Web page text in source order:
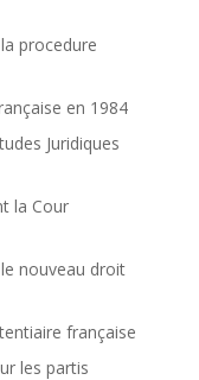
procedure
en 1984
Juridiques
la Cour
nouveau droit
française
les partis